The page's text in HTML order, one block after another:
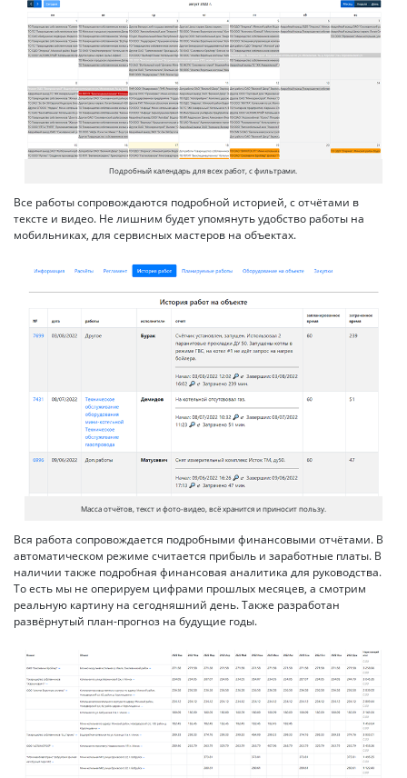
Подробный календарь для всех работ, с фильтрами.
Все работы сопровождаются подробной историей, с отчётами в
тексте и видео. Не лишним будет упомянуть удобство работы на
мобильниках, для сервисных мастеров на объектах.
Масса отчётов, текст и фото-видео, всё хранится и приносит пользу.
Вся работа сопровождается подробными финансовыми отчётами. В
автоматическом режиме считается прибыль и заработные платы. В
наличии также подробная финансовая аналитика для руководства.
То есть мы не оперируем цифрами прошлых месяцев, а смотрим
реальную картину на сегодняшний день. Также разработан
развёрнутый план-прогноз на будущие годы.